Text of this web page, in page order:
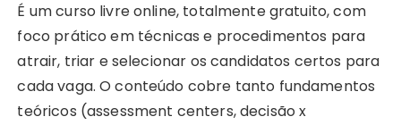
É um curso livre online, totalmente gratuito, com
foco prático em técnicas e procedimentos para
atrair, triar e selecionar os candidatos certos para
cada vaga. O conteúdo cobre tanto fundamentos
teóricos (assessment centers, decisão x